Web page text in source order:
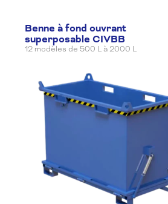
Benne à fond ouvrant
superposable CIVBB
12 modèles de 500 L à 2000 L